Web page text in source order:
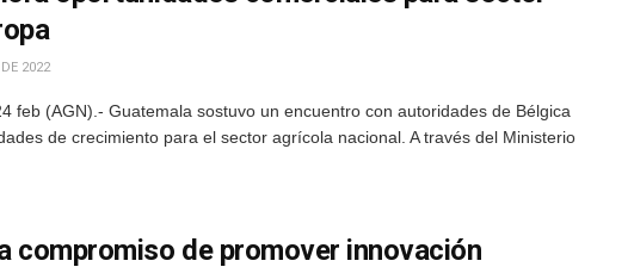
2022
feb (AGN).- Guatemala sostuvo un encuentro con autoridades de Bélgica
de crecimiento para el sector agrícola nacional. A través del Ministerio
compromiso de promover innovación